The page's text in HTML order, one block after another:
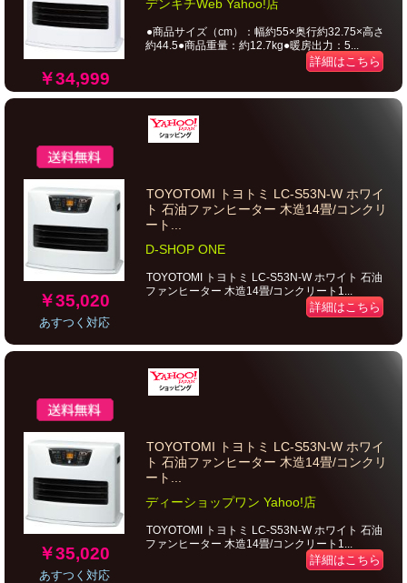
￥34,999
デンキチWeb Yahoo!店
●商品サイズ（cm）：幅約55×奥行約32.75×高さ
約44.5●商品重量：約12.7kg●暖房出力：5...
詳細はこちら
￥35,020
あすつく対応
TOYOTOMI トヨトミ LC-S53N-W ホワイ
ト 石油ファンヒーター 木造14畳/コンクリ
ート...
D-SHOP ONE
TOYOTOMI トヨトミ LC-S53N-W ホワイト 石油
ファンヒーター 木造14畳/コンクリート1...
詳細はこちら
￥35,020
あすつく対応
TOYOTOMI トヨトミ LC-S53N-W ホワイ
ト 石油ファンヒーター 木造14畳/コンクリ
ート...
ディーショップワン Yahoo!店
TOYOTOMI トヨトミ LC-S53N-W ホワイト 石油
ファンヒーター 木造14畳/コンクリート1...
詳細はこちら